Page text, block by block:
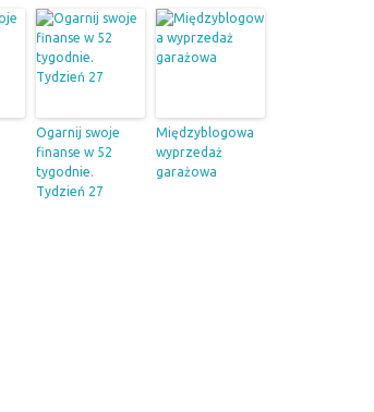
Ogarnij swoje
finanse w 52
tygodnie.
Tydzień 27
Międzyblogowa
wyprzedaż
garażowa